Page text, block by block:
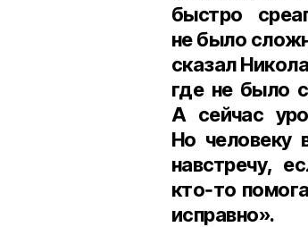
быстро
не было
сказал
где не было
А сейчас
Но человеку
навстречу,
кто‑то
исправно».